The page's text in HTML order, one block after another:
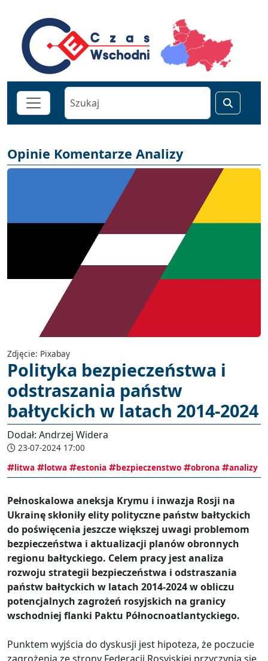
Opinie Komentarze Analizy
Zdjęcie: Pixabay
Polityka bezpieczeństwa i
odstraszania państw
bałtyckich w latach 2014-2024
Dodał: Andrzej Widera
23-07-2024 17:00
litwa
lotwa estonia bezpieczenstwo obrona analizy
Pełnoskalowa aneksja Krymu i inwazja Rosji na
Ukrainę skłoniły elity polityczne państw bałtyckich
do poświęcenia jeszcze większej uwagi problemom
bezpieczeństwa i aktualizacji planów obronnych
regionu bałtyckiego. Celem pracy jest analiza
rozwoju strategii bezpieczeństwa i odstraszania
państw bałtyckich w latach 2014-2024 w obliczu
potencjalnych zagrożeń rosyjskich na granicy
wschodniej flanki Paktu Północnoatlantyckiego.
Punktem wyjścia do dyskusji jest hipoteza, że poczucie